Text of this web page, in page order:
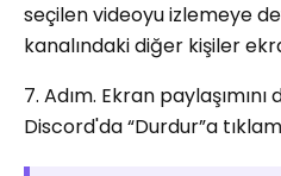
seçilen videoyu izlemeye
kanalındaki diğer kişiler
7. Adım. Ekran
Discord'da “Durdur”a